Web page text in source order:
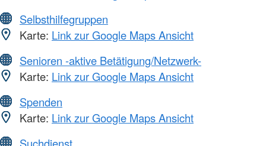
Selbsthilfegruppen
Karte: Link zur Google Maps Ansicht
Senioren -aktive Betätigung/Netzwerk-
Karte: Link zur Google Maps Ansicht
Spenden
Karte: Link zur Google Maps Ansicht